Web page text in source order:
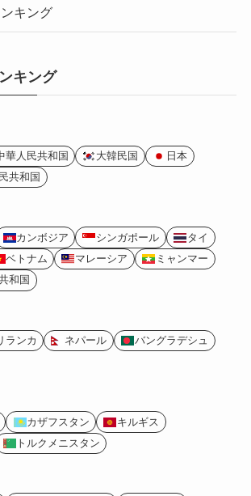
キング
キング
華人民共和国 大韓民国
日本
共和国
カンボジア シンガポール
タイ
ベトナム マレーシア
ミャンマー
和国
ランカ ネパール
バングラデシュ
カザフスタン
キルギス
トルクメニスタン